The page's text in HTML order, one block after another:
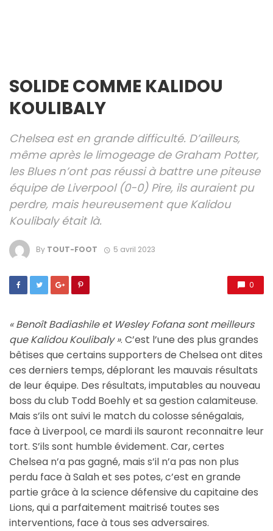
SOLIDE COMME KALIDOU
KOULIBALY
Chelsea est en grande difficulté. D’ailleurs,
même après le limogeage de Graham Potter,
les Blues n’ont pas réussi à battre une piteuse
équipe de Liverpool (0-0) Pire, ils auraient pu
perdre, mais heureusement que Kalidou
Koulibaly était là.
By TOUT-FOOT 5 avril 2023
0
« Benoît Badiashile et Wesley Fofana sont meilleurs
que Kalidou Koulibaly ». C’est l’une des plus grandes
bêtises que certains supporters de Chelsea ont dites
ces derniers temps, déplorant les mauvais résultats
de leur équipe. Des résultats, imputables au nouveau
boss du club Todd Boehly et sa gestion calamiteuse.
Mais s’ils ont suivi le match du colosse sénégalais,
face à Liverpool, ce mardi ils sauront reconnaitre leur
tort. S’ils sont humble évidement. Car, certes
Chelsea n’a pas gagné, mais s’il n’a pas non plus
perdu face à Salah et ses potes, c’est en grande
partie grâce à la science défensive du capitaine des
Lions, qui a parfaitement maitrisé toutes ses
interventions, face à tous ses adversaires.